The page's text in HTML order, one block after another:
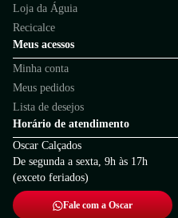
Loja da Águia
Recicalce
Meus acessos
Minha conta
Meus pedidos
Lista de desejos
Horário de atendimento
Oscar Calçados
De segunda a sexta, 9h às 17h
(exceto feriados)
Fale com a Oscar